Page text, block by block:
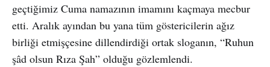
geçtiğimiz Cuma namazının imamını kaçmaya mecbur
etti. Aralık ayından bu yana tüm göstericilerin ağız
birliği etmişçesine dillendirdiği ortak sloganın, “Ruhun
şâd olsun Rıza Şah” olduğu gözlemlendi.